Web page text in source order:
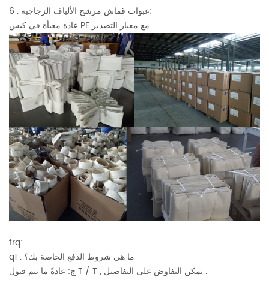
6 . عبوات قماش مرشح الألياف الزجاجية:
عادة معبأة في كيس PE مع معيار التصدير .
frq:
q1 . ما هي شروط الدفع الخاصة بك؟
ج: عادةً ما يتم قبول T / T , يمكن التفاوض على التفاصيل .